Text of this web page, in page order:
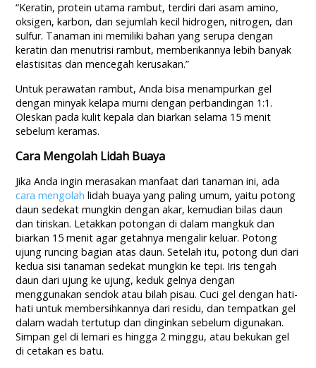
“Keratin, protein utama rambut, terdiri dari asam amino,
oksigen, karbon, dan sejumlah kecil hidrogen, nitrogen, dan
sulfur. Tanaman ini memiliki bahan yang serupa dengan
keratin dan menutrisi rambut, memberikannya lebih banyak
elastisitas dan mencegah kerusakan.”
Untuk perawatan rambut, Anda bisa menampurkan gel
dengan minyak kelapa murni dengan perbandingan 1:1.
Oleskan pada kulit kepala dan biarkan selama 15 menit
sebelum keramas.
Cara Mengolah Lidah Buaya
Jika Anda ingin merasakan manfaat dari tanaman ini, ada
cara mengolah lidah buaya yang paling umum, yaitu potong
daun sedekat mungkin dengan akar, kemudian bilas daun
dan tiriskan. Letakkan potongan di dalam mangkuk dan
biarkan 15 menit agar getahnya mengalir keluar. Potong
ujung runcing bagian atas daun. Setelah itu, potong duri dari
kedua sisi tanaman sedekat mungkin ke tepi. Iris tengah
daun dari ujung ke ujung, keduk gelnya dengan
menggunakan sendok atau bilah pisau. Cuci gel dengan hati-
hati untuk membersihkannya dari residu, dan tempatkan gel
dalam wadah tertutup dan dinginkan sebelum digunakan.
Simpan gel di lemari es hingga 2 minggu, atau bekukan gel
di cetakan es batu.